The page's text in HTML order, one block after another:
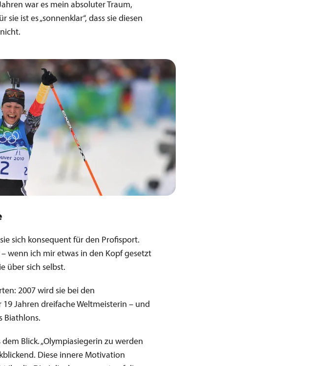
war es mein absoluter Traum,
sie ist es „sonnenklar“, dass sie diesen
sich konsequent für den Profisport.
wenn ich mir etwas in den Kopf gesetzt
über sich selbst.
2007 wird sie bei den
Jahren dreifache Weltmeisterin – und
Biathlons.
Blick. „Olympiasiegerin zu werden
Diese innere Motivation